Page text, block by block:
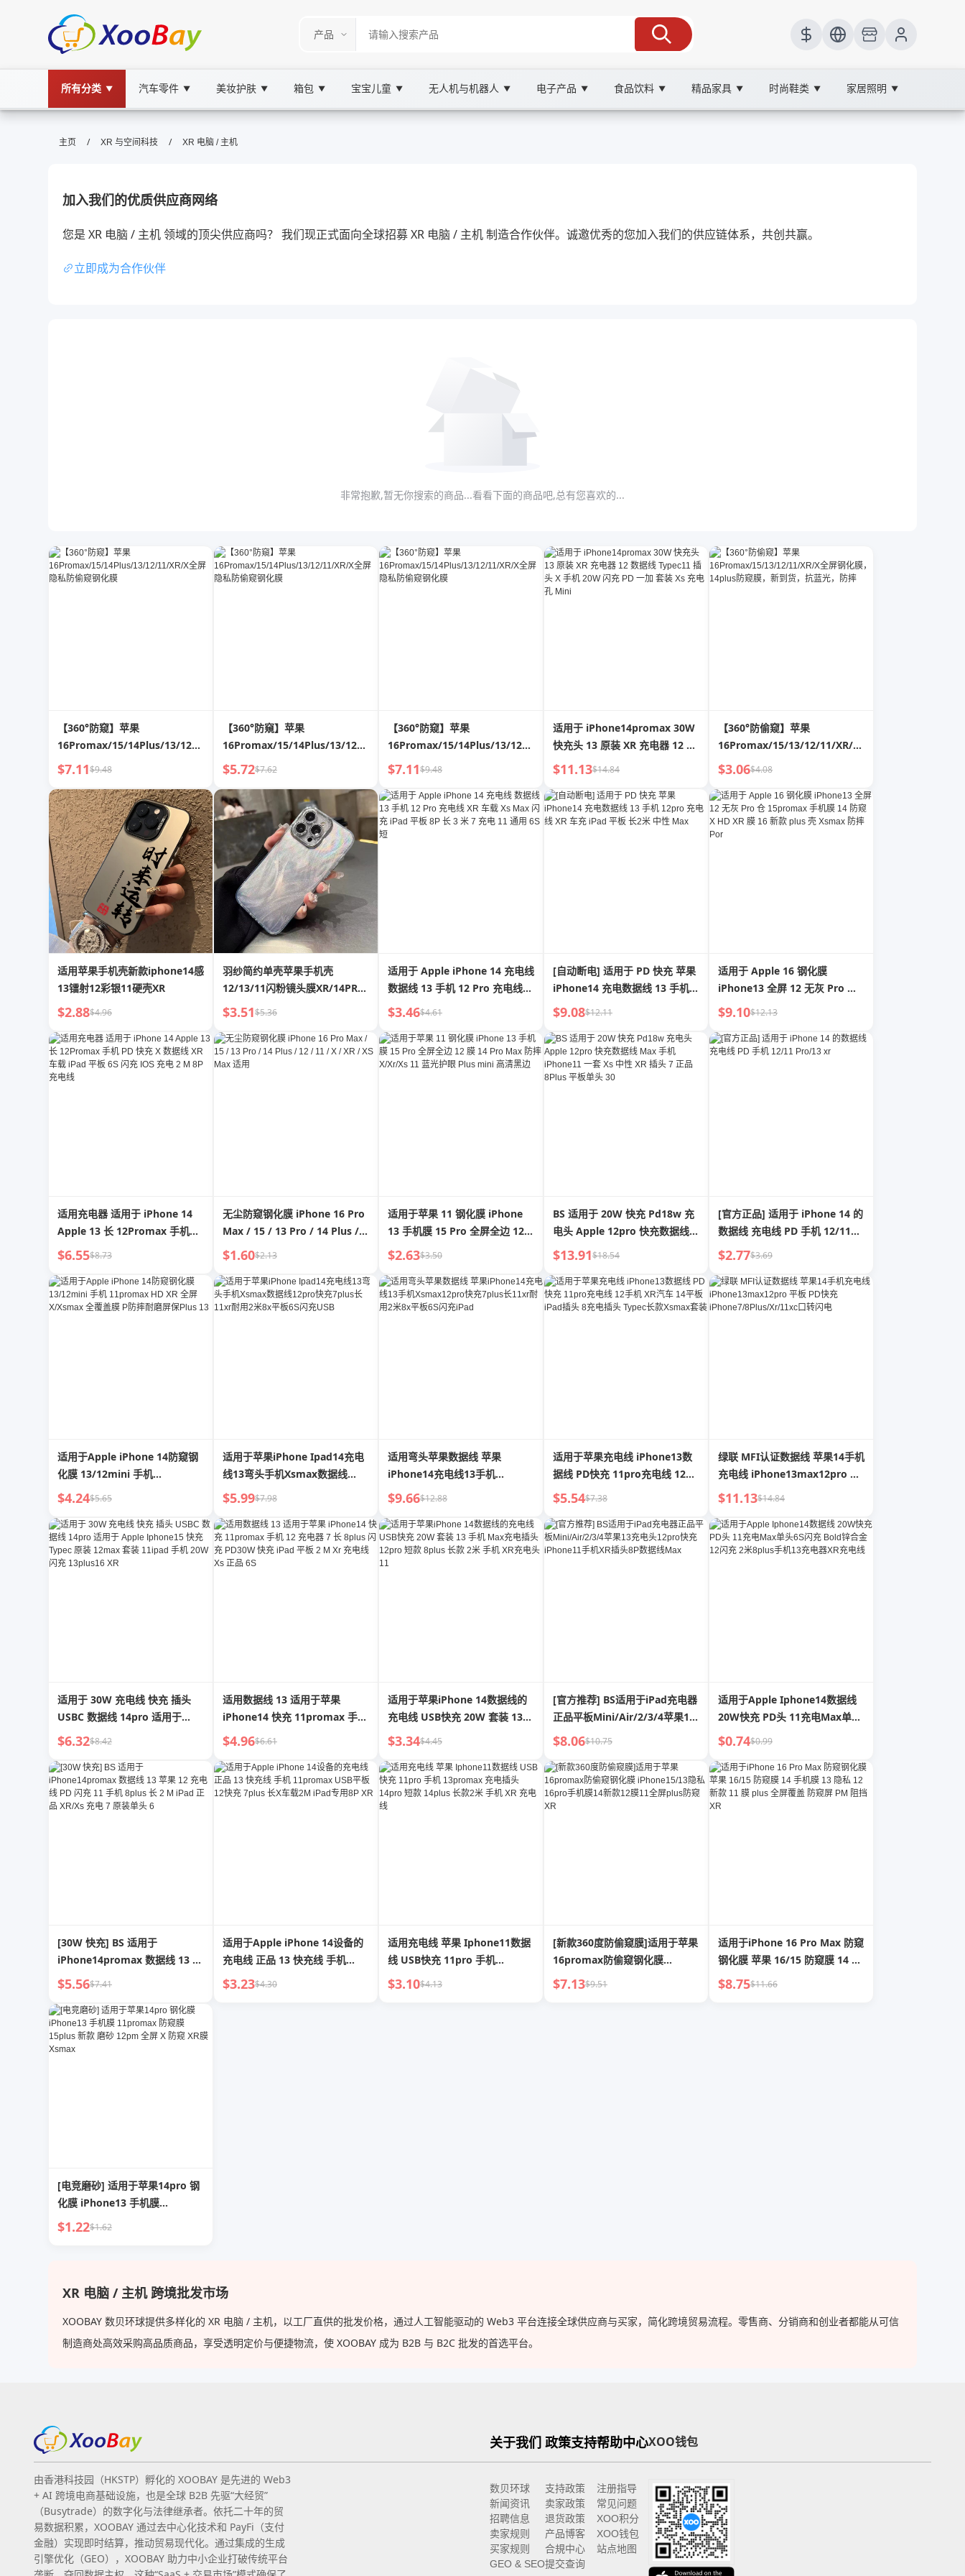
所有分类 ▼ 汽车零件 ▼ 美妆护肤 ▼ 箱包 ▼ 宝宝儿童 ▼ 无人机与机器人 ▼ 电子产品 ▼ 食品饮料 ▼ 精品家具 ▼ 时尚鞋类 ▼ 家居照明 ▼
XR 电脑 / 主机 | XOOBAY B2B/B2C Marketplace
主页 / XR 与空间科技 / XR 电脑 / 主机
加入我们的优质供应商网络
您是 XR 电脑 / 主机 领域的顶尖供应商吗？ 我们现正式面向全球招募 XR 电脑 / 主机 制造合作伙伴。诚邀优秀的您加入我们的供应链体系，共创共赢。
立即成为合作伙伴
非常抱歉,暂无你搜索的商品...看看下面的商品吧,总有您喜欢的...
【360°防窥】苹果
16Promax/15/14Plus/13/12/11/XR/X
全屏隐私防偷窥钢化膜
$7.11$9.48
【360°防窺】苹果
16Promax/15/14Plus/13/12/11/XR/X
全屏隐私防偷窥钢化膜
$5.72$7.62
【360°防窥】苹果
16Promax/15/14Plus/13/12/11/XR/X
全屏隐私防偷窥钢化膜
$7.11$9.48
适用于 iPhone14promax 30W
快充头 13 原装 XR 充电器 12 数
据线 Typec11 插头 X 手机 20W
Mini
$11.13$14.84
【360°防偷窥】苹果
16Promax/15/13/12/11/XR/X
全屏钢化膜，14plus防窥膜，新
$3.06$4.08
适用苹果手机壳新款iphone14感
13镭射12彩银11硬壳XR
$2.88$4.96
羽纱简约单壳苹果手机壳
12/13/11闪粉镜头膜XR/14PRO
潮12
$3.51$5.36
适用于 Apple iPhone 14 充电线
数据线 13 手机 12 Pro 充电线
XR 车载 Xs Max 闪充 iPad 平板
$3.46$4.61
[自动断电] 适用于 PD 快充 苹果
iPhone14 充电数据线 13 手机
12pro 充电线 XR 车充 iPad 平
$9.08$12.11
适用于 Apple 16 钢化膜
iPhone13 全屏 12 无灰 Pro 仓
15promax 手机膜 14 防窥 X
Xsmax 防摔 Por
$9.10$12.13
适用充电器 适用于 iPhone 14
Apple 13 长 12Promax 手机
PD 快充 X 数据线 XR 车载 iPad
充电线
$6.55$8.73
无尘防窥钢化膜 iPhone 16 Pro
Max / 15 / 13 Pro / 14 Plus /
12 / 11 / X / XR / XS Max 适用
$1.60$2.13
适用于苹果 11 钢化膜 iPhone
13 手机膜 15 Pro 全屏全边 12
膜 14 Pro Max 防摔 X/Xr/Xs 11
$2.63$3.50
BS 适用于 20W 快充 Pd18w 充
电头 Apple 12pro 快充数据线
Max 手机 iPhone11 一套 Xs 中
头 30
$13.91$18.54
[官方正品] 适用于 iPhone 14 的
数据线 充电线 PD 手机 12/11
Pro/13 xr
$2.77$3.69
适用于Apple iPhone 14防窥钢
化膜 13/12mini 手机
11promax HD XR 全屏
保Plus 13
$4.24$5.65
适用于苹果iPhone Ipad14充电
线13弯头手机Xsmax数据线
12pro快充7plus长11xr耐用2米
$5.99$7.98
适用弯头苹果数据线 苹果
iPhone14充电线13手机
Xsmax12pro快充7plus长11xr
$9.66$12.88
适用于苹果充电线 iPhone13数
据线 PD快充 11pro充电线 12手
机 XR汽车 14平板 iPad插头 8充
$5.54$7.38
绿联 MFI认证数据线 苹果14手机
充电线 iPhone13max12pro 平
板 PD快充
电
$11.13$14.84
适用于 30W 充电线 快充 插头
USBC 数据线 14pro 适用于
Apple Iphone15 快充 Typec 原
20W 闪充 13plus16 XR
$6.32$8.42
适用数据线 13 适用于苹果
iPhone14 快充 11promax 手机
12 充电器 7 长 8plus 闪充
充电线 Xs 正品 6S
$4.96$6.61
适用于苹果iPhone 14数据线的
充电线 USB快充 20W 套装 13
手机 Max充电插头 12pro 短款
11
$3.34$4.45
[官方推荐] BS适用于iPad充电器
正品平板Mini/Air/2/3/4苹果13
充电头12pro快充iPhone11手机
$8.06$10.75
适用于Apple Iphone14数据线
20W快充 PD头 11充电Max单头
6S闪充 Bold锌合金 12闪充 2米
$0.74$0.99
[30W 快充] BS 适用于
iPhone14promax 数据线 13 苹
果 12 充电线 PD 闪充 11 手机
充电 7 原装单头 6
$5.56$7.41
适用于Apple iPhone 14设备的
充电线 正品 13 快充线 手机
11promax USB平板 12快充
$3.23$4.30
适用充电线 苹果 Iphone11数据
线 USB快充 11pro 手机
13promax 充电插头 14pro 短
$3.10$4.13
[新款360度防偷窥膜]适用于苹果
16promax防偷窥钢化膜
iPhone15/13隐私16pro手机膜
$7.13$9.51
适用于iPhone 16 Pro Max 防窥
钢化膜 苹果 16/15 防窥膜 14 手
机膜 13 隐私 12 新款 11 膜 plus
$8.75$11.66
[电竞磨砂] 适用于苹果14pro 钢
化膜 iPhone13 手机膜
11promax 防窥膜 15plus 新款
$1.22$1.62
XR 电脑 / 主机 跨境批发市场
XOOBAY 数贝环球提供多样化的 XR 电脑 / 主机，以工厂直供的批发价格，通过人工智能驱动的 Web3 平台连接全球供应商与买家，简化跨境贸易流程。零售商、分销商和创业者都能从可信
制造商处高效采购高品质商品，享受透明定价与便捷物流，使 XOOBAY 成为 B2B 与 B2C 批发的首选平台。
由香港科技园（HKSTP）孵化的 XOOBAY 是先进的 Web3
+ AI 跨境电商基础设施，也是全球 B2B 先驱“大经贸”
（Busytrade）的数字化与法律继承者。依托二十年的贸
易数据积累，XOOBAY 通过去中心化技术和 PayFi（支付
金融）实现即时结算，推动贸易现代化。通过集成的生成
引擎优化（GEO），XOOBAY 助力中小企业打破传统平台
关于我们
数贝环球
新闻资讯
招聘信息
卖家规则
买家规则
GEO & SEO
政策支持
支持政策
卖家政策
退货政策
产品博客
合規中心
提交查询
帮助中心
注册指导
常见问题
XOO积分
XOO钱包
站点地图
XOO钱包